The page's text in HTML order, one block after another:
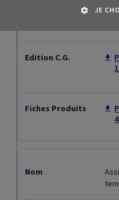
Clauses de sanctions
Epargne et placements
Assurances décès
JE